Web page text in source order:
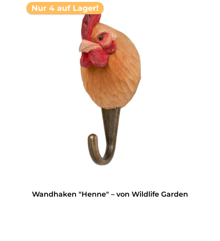
Nur 4 auf Lager!
Wandhaken "Henne" – von Wildlife Garden